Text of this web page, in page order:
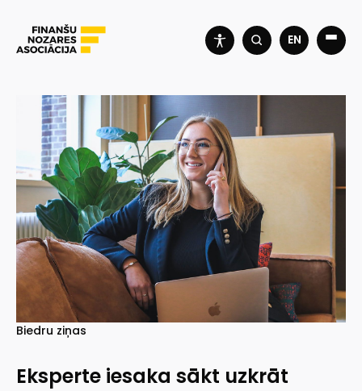
EN
Biedru ziņas
Eksperte iesaka sākt uzkrāt